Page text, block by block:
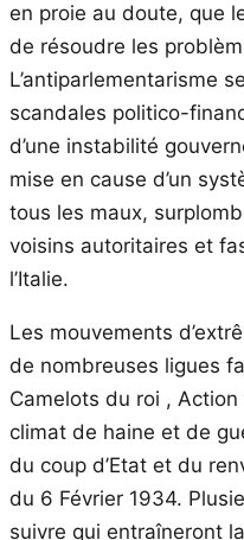
en proie au doute, que
de résoudre les
L’antiparlementarisme
scandales politico-
d’une instabilité
mise en cause d’un
tous les maux,
voisins autoritaires et
l’Italie.
Les mouvements
de nombreuses ligues
Camelots du roi ,
climat de haine et de
du coup d’Etat et du
du 6 Février 1934.
suivre qui entraîneront